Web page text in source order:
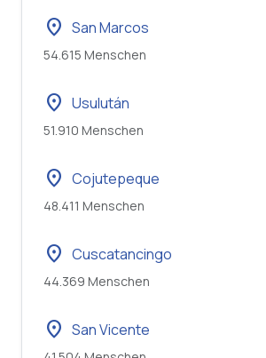
location_on San Marcos
54.615 Menschen
location_on Usulután
51.910 Menschen
location_on Cojutepeque
48.411 Menschen
location_on Cuscatancingo
44.369 Menschen
location_on San Vicente